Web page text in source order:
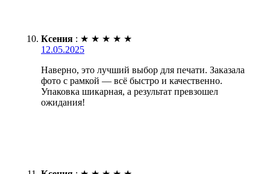
Ксения : ★ ★ ★ ★ ★
12.05.2025
Наверно, это лучший выбор для печати. Заказала
фото с рамкой — всё быстро и качественно.
Упаковка шикарная, а результат превзошел
ожидания!